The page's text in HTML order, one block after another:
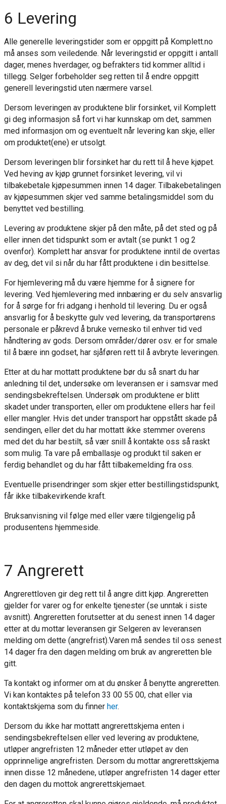
6 Levering
Alle generelle leveringstider som er oppgitt på Komplett.no
må anses som veiledende. Når leveringstid er oppgitt i antall
dager, menes hverdager, og befrakters tid kommer alltid i
tillegg. Selger forbeholder seg retten til å endre oppgitt
generell leveringstid uten nærmere varsel.
Dersom leveringen av produktene blir forsinket, vil Komplett
gi deg informasjon så fort vi har kunnskap om det, sammen
med informasjon om og eventuelt når levering kan skje, eller
om produktet(ene) er utsolgt.
Dersom leveringen blir forsinket har du rett til å heve kjøpet.
Ved heving av kjøp grunnet forsinket levering, vil vi
tilbakebetale kjøpesummen innen 14 dager. Tilbakebetalingen
av kjøpesummen skjer ved samme betalingsmiddel som du
benyttet ved bestilling.
Levering av produktene skjer på den måte, på det sted og på
eller innen det tidspunkt som er avtalt (se punkt 1 og 2
ovenfor). Komplett har ansvar for produktene inntil de overtas
av deg, det vil si når du har fått produktene i din besittelse.
For hjemlevering må du være hjemme for å signere for
levering. Ved hjemlevering med innbæring er du selv ansvarlig
for å sørge for fri adgang i henhold til levering. Du er også
ansvarlig for å beskytte gulv ved levering, da transportørens
personale er påkrevd å bruke vernesko til enhver tid ved
håndtering av gods. Dersom områder/dører osv. er for smale
til å bære inn godset, har sjåføren rett til å avbryte leveringen.
Etter at du har mottatt produktene bør du så snart du har
anledning til det, undersøke om leveransen er i samsvar med
sendingsbekreftelsen. Undersøk om produktene er blitt
skadet under transporten, eller om produktene ellers har feil
eller mangler. Hvis det under transport har oppstått skade på
sendingen, eller det du har mottatt ikke stemmer overens
med det du har bestilt, så vær snill å kontakte oss så raskt
som mulig. Ta vare på emballasje og produkt til saken er
ferdig behandlet og du har fått tilbakemelding fra oss.
Eventuelle prisendringer som skjer etter bestillingstidspunkt,
får ikke tilbakevirkende kraft.
Bruksanvisning vil følge med eller være tilgjengelig på
produsentens hjemmeside.
7 Angrerett
Angrerettloven gir deg rett til å angre ditt kjøp. Angreretten
gjelder for varer og for enkelte tjenester (se unntak i siste
avsnitt). Angreretten forutsetter at du senest innen 14 dager
etter at du mottar leveransen gir Selgeren av leveransen
melding om dette (angrefrist).Varen må sendes til oss senest
14 dager fra den dagen melding om bruk av angreretten ble
gitt.
Ta kontakt og informer om at du ønsker å benytte angreretten.
Vi kan kontaktes på telefon 33 00 55 00, chat eller via
kontaktskjema som du finner her.
Dersom du ikke har mottatt angrerettskjema enten i
sendingsbekreftelsen eller ved levering av produktene,
utløper angrefristen 12 måneder etter utløpet av den
opprinnelige angrefristen. Dersom du mottar angrerettskjema
innen disse 12 månedene, utløper angrefristen 14 dager etter
den dagen du mottok angrerettskjemaet.